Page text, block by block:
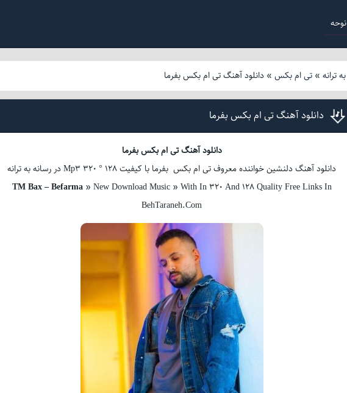
نوحه
به ترانه» تی ام بکس» دانلود آهنگ تی ام بکس بفرما
دانلود آهنگ تی ام بکس بفرما
دانلود آهنگ تی ام بکس بفرما
دانلود آهنگ دلنشین خواننده معروف تی ام بکس بفرما با کیفیت Mp3 320 ° 128 در رسانه به ترانه
TM Bax – Befarma» New Download Music » With In 320 And 128 Quality Free Links In
BehTaraneh.Com